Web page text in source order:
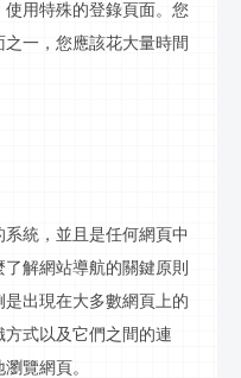
用特殊的登錄頁面。您
一，您應該花大量時間
系統，並且是任何網頁中
解網站導航的關鍵原則
出現在大多數網頁上的
式以及它們之間的連
覽網頁。